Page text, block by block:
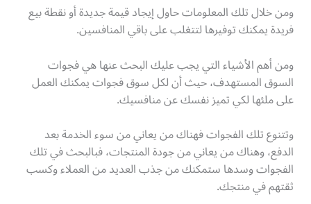
ومن خلال تلك المعلومات حاول إيجاد قيمة جديدة أو نقطة بيع
فريدة يمكنك توفيرها لتتغلب على باقي المنافسين.
ومن أهم الأشياء التي يجب عليك البحث عنها هي فجوات
السوق المستهدف، حيث أن لكل سوق فجوات يمكنك العمل
على ملئها لكي تميز نفسك عن منافسيك.
وتتنوع تلك الفجوات فهناك من يعاني من سوء الخدمة بعد
الدفع، وهناك من يعاني من جودة المنتجات، فبالبحث في تلك
الفجوات وسدها ستمكنك من جذب العديد من العملاء وكسب
ثقتهم في منتجك.